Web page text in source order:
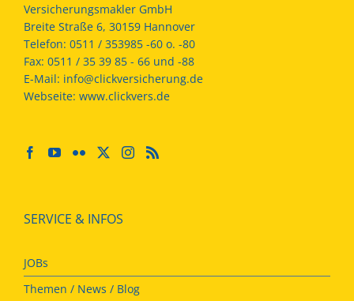
Versicherungsmakler GmbH
Breite Straße 6, 30159 Hannover
Telefon: 0511 / 353985 -60 o. -80
Fax: 0511 / 35 39 85 - 66 und -88
E-Mail: info@clickversicherung.de
Webseite: www.clickvers.de
SERVICE & INFOS
JOBs
Themen / News / Blog